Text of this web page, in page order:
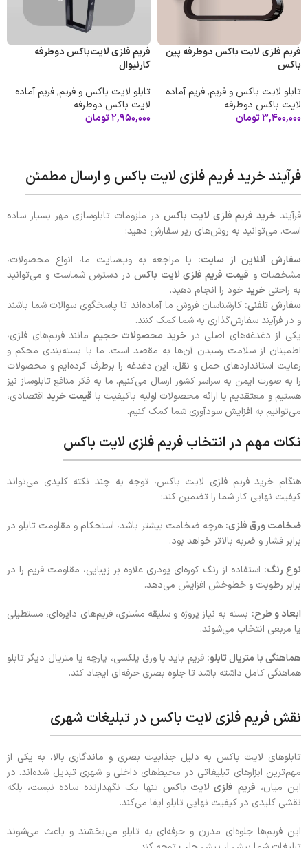
فریم فلزی لایت باکس دوطرفه پین
باکس
تابلو لایت باکس و فریم,فریم آماده
لایت باکس دوطرفه
۳,۴۰۰,۰۰۰تومان
فریم فلزی لایت‌باکس دوطرفه
کارنیوال
تابلو لایت باکس و فریم,فریم آماده
لایت باکس دوطرفه
۲,۹۵۰,۰۰۰تومان
فرآیند خرید فریم فلزی لایت باکس و ارسال مطمئن
فرآیند خرید فریم فلزی لایت باکس در ملزومات تابلوسازی مهر بسیار ساده
است. می‌توانید به روش‌های زیر سفارش دهید:
سفارش آنلاین از سایت: با مراجعه به وب‌سایت ما، انواع محصولات،
مشخصات و قیمت فریم فلزی لایت باکسدر دسترس شماست و می‌توانید
به راحتی خریدخود را انجام دهید.
سفارش تلفنی: کارشناسان فروش ما آماده‌اند تا پاسخگوی سوالات شما باشند
و در فرآیند سفارش‌گذاری به شما کمک کنند.
یکی از دغدغه‌های اصلی در خرید محصولات حجیم مانند فریم‌های فلزی،
اطمینان از سلامت رسیدن آن‌ها به مقصد است. ما با بسته‌بندی محکم و
رعایت استانداردهای حمل و نقل، این دغدغه را برطرف کرده‌ایم و محصولات
را به صورت ایمن به سراسر کشور ارسال می‌کنیم. ما به فکر منافع تابلوساز نیز
هستیم و معتقدیم با ارائه محصولات اولیه باکیفیت با قیمت خریداقتصادی،
می‌توانیم به افزایش سودآوری شما کمک کنیم.
نکات مهم در انتخاب فریم فلزی لایت باکس
هنگام خرید فریم فلزی لایت باکس، توجه به چند نکته کلیدی می‌تواند
کیفیت نهایی کار شما را تضمین کند:
ضخامت ورق فلزی: هرچه ضخامت بیشتر باشد، استحکام و مقاومت تابلو در
برابر فشار و ضربه بالاتر خواهد بود.
نوع رنگ: استفاده از رنگ کوره‌ای پودری علاوه بر زیبایی، مقاومت فریم را در
برابر رطوبت و خط‌وخش افزایش می‌دهد.
ابعاد و طرح: بسته به نیاز پروژه و سلیقه مشتری، فریم‌های دایره‌ای، مستطیلی
یا مربعی انتخاب می‌شوند.
هماهنگی با متریال تابلو: فریم باید با ورق پلکسی، پارچه یا متریال دیگر تابلو
هماهنگی کامل داشته باشد تا جلوه بصری حرفه‌ای ایجاد کند.
نقش فریم فلزی لایت باکس در تبلیغات شهری
تابلوهای لایت باکس به دلیل جذابیت بصری و ماندگاری بالا، به یکی از
مهم‌ترین ابزارهای تبلیغاتی در محیط‌های داخلی و شهری تبدیل شده‌اند. در
این میان، فریم فلزی لایت باکستنها یک نگهدارنده ساده نیست، بلکه
نقشی کلیدی در کیفیت نهایی تابلو ایفا می‌کند.
این فریم‌ها جلوه‌ای مدرن و حرفه‌ای به تابلو می‌بخشند و باعث می‌شوند